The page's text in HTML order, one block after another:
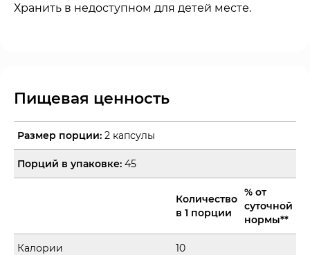
Хранить в недоступном для детей месте.
Пищевая ценность
Размер порции: 2 капсулы
Порций в упаковке: 45
Количество
в 1 порции
% от
суточной
нормы**
Калории 10